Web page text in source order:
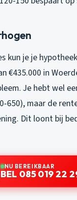
kun je je
€435.000 in
Je hebt wel
650), maar de
Dit loont bij
NU BEREIKBAAR
BEL 085 019 22